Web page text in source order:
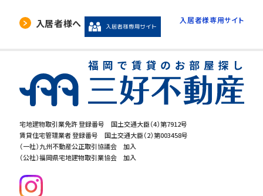
宅地建物取引業免許 登録番号 国土交通大臣（4）第7912号
賃貸住宅管理業者 登録番号 国土交通大臣（2）第003458号
（一社）九州不動産公正取引協議会 加入
（公社）福岡県宅地建物取引業協会 加入
入居者様へ 入居者様専用サイト